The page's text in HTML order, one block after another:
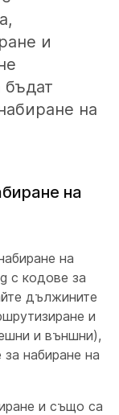
и
на
на
на
с кодове за
дължините
и
и външни),
набиране на
и също са